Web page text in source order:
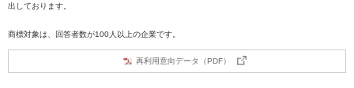
出しております。
商標対象は、回答者数が100人以上の企業です。
再利用意向データ（PDF）